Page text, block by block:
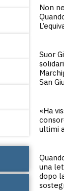
Non
Suor
San
«Ha
ultimi
una
dopo